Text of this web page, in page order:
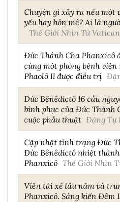
Chuyện gì xảy ra nếu một
yếu hay hôn mê? Ai là
Thế Giới Nhìn Từ Vatican
Đức Thánh Cha Phanxicô
cùng một phòng bệnh
Phaolô II được điều trị
Đức Bênêđíctô 16 cầu
bình phục của Đức Thánh
cuộc phẫu thuật Đặng Tự
Cập nhật tình trạng Đức
Đức Bênêđíctô nhiệt
Phanxicô Thế Giới Nhìn
Viên tài xế lâu năm và
Phanxicô. Sáng kiến Đêm